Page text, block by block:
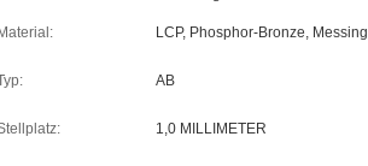
LCP, Phosphor-Bronze, Messing
AB
1,0 MILLIMETER